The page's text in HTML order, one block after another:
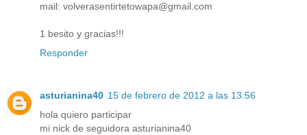
mail: volverasentirtetowapa@gmail.com
1 besito y gracias!!!
Responder
asturianina40 15 de febrero de 2012 a las 13:56
hola quiero participar
mi nick de seguidora asturianina40